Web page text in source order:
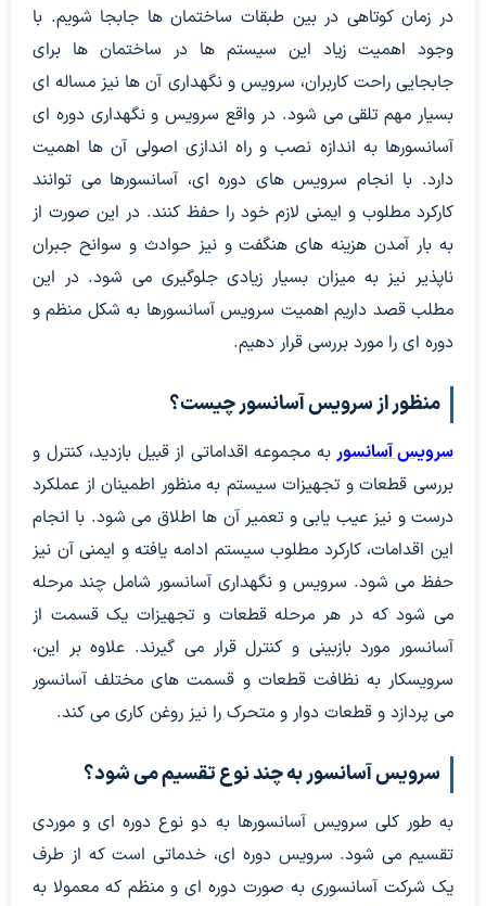
در زمان کوتاهی در بین طبقات ساختمان ها جابجا شویم. با
وجود اهمیت زیاد این سیستم ها در ساختمان ها برای
جابجایی راحت کاربران، سرویس و نگهداری آن ها نیز مساله ای
بسیار مهم تلقی می شود. در واقع سرویس و نگهداری دوره ای
آسانسورها به اندازه نصب و راه اندازی اصولی آن ها اهمیت
دارد. با انجام سرویس های دوره ای، آسانسورها می توانند
کارکرد مطلوب و ایمنی لازم خود را حفظ کنند. در این صورت از
به بار آمدن هزینه های هنگفت و نیز حوادث و سوانح جبران
ناپذیر نیز به میزان بسیار زیادی جلوگیری می شود. در این
مطلب قصد داریم اهمیت سرویس آسانسورها به شکل منظم و
دوره ای را مورد بررسی قرار دهیم.
منظور از سرویس آسانسور چیست؟
سرویس آسانسوربه مجموعه اقداماتی از قبیل بازدید، کنترل و
بررسی قطعات و تجهیزات سیستم به منظور اطمینان از عملکرد
درست و نیز عیب یابی و تعمیر آن ها اطلاق می شود. با انجام
این اقدامات، کارکرد مطلوب سیستم ادامه یافته و ایمنی آن نیز
حفظ می شود. سرویس و نگهداری آسانسور شامل چند مرحله
می شود که در هر مرحله قطعات و تجهیزات یک قسمت از
آسانسور مورد بازبینی و کنترل قرار می گیرند. علاوه بر این،
سرویسکار به نظافت قطعات و قسمت های مختلف آسانسور
می پردازد و قطعات دوار و متحرک را نیز روغن کاری می کند.
سرویس آسانسور به چند نوع تقسیم می شود؟
به طور کلی سرویس آسانسورها به دو نوع دوره ای و موردی
تقسیم می شود. سرویس دوره ای، خدماتی است که از طرف
یک شرکت آسانسوری به صورت دوره ای و منظم که معمولا به